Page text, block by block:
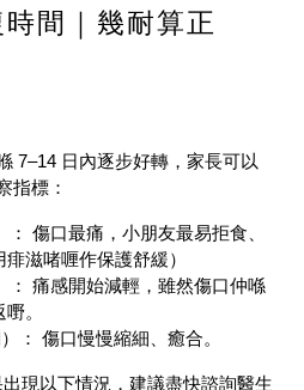
間｜幾耐算正
7–14 日內逐步好轉，家長可以
指標：
： 傷口最痛，小朋友最易拒食、
滋啫喱作保護舒緩）
： 痛感開始減輕，雖然傷口仲喺
。
： 傷口慢慢縮細、癒合。
現以下情況，建議盡快諮詢醫生